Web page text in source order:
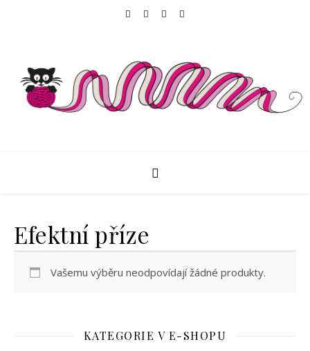
Efektní příze
Vašemu výběru neodpovídají žádné produkty.
KATEGORIE V E-SHOPU